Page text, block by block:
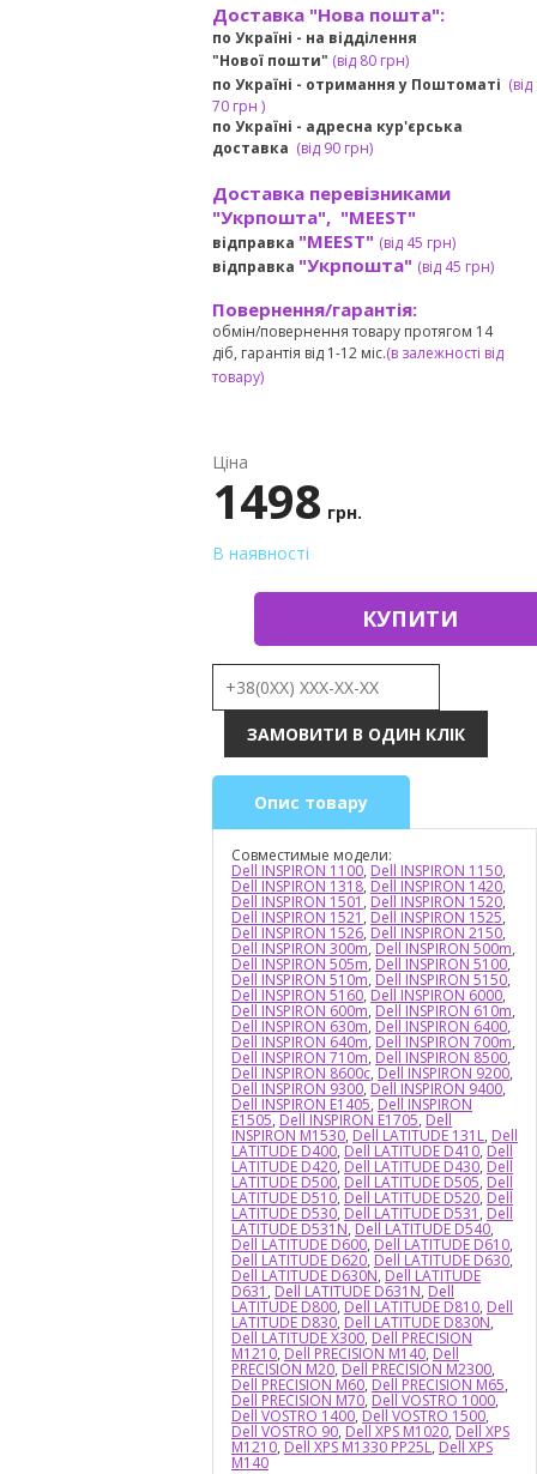
Доставка "Нова пошта":
по Україні - на відділення
"Нової пошти" (від 80 грн)
по Україні - отримання у Поштоматі (від
70 грн )
по Україні - адресна кур'єрська
доставка (від90 грн)
Доставка перевізниками
"Укрпошта", "MEEST"
відправка "MEEST" (від 45 грн)
відправка "Укрпошта" (від 45 грн)
Повернення/гарантія:
обмін/повернення товару протягом 14
діб, гарантія від 1-12 міс.(в залежності від
товару)
Ціна
1498 грн.
В наявності
КУПИТИ
Опис товару
Совместимые модели:
Dell INSPIRON 1100, Dell INSPIRON 1150,
Dell INSPIRON 1318, Dell INSPIRON 1420,
Dell INSPIRON 1501 , Dell INSPIRON 1520,
Dell INSPIRON 1521 , Dell INSPIRON 1525,
Dell INSPIRON 1526, Dell INSPIRON 2150,
Dell INSPIRON 300m, Dell INSPIRON 500m,
Dell INSPIRON 505m, Dell INSPIRON 5100,
Dell INSPIRON 510m, Dell INSPIRON 5150,
Dell INSPIRON 5160, Dell INSPIRON 6000,
Dell INSPIRON 600m, Dell INSPIRON 610m,
Dell INSPIRON 630m, Dell INSPIRON 6400,
Dell INSPIRON 640m, Dell INSPIRON 700m,
Dell INSPIRON 710m, Dell INSPIRON 8500,
Dell INSPIRON 8600c, Dell INSPIRON 9200,
Dell INSPIRON 9300, Dell INSPIRON 9400,
Dell INSPIRON E1405, Dell INSPIRON
E1505, Dell INSPIRON E1705, Dell
INSPIRON M1530, Dell LATITUDE 131L, Dell
LATITUDE D400, Dell LATITUDE D410, Dell
LATITUDE D420, Dell LATITUDE D430, Dell
LATITUDE D500, Dell LATITUDE D505, Dell
LATITUDE D510, Dell LATITUDE D520, Dell
LATITUDE D530, Dell LATITUDE D531 , Dell
LATITUDE D531N, Dell LATITUDE D540,
Dell LATITUDE D600, Dell LATITUDE D610,
Dell LATITUDE D620, Dell LATITUDE D630,
Dell LATITUDE D630N, Dell LATITUDE
D631 , Dell LATITUDE D631N, Dell
LATITUDE D800, Dell LATITUDE D810, Dell
LATITUDE D830, Dell LATITUDE D830N,
Dell LATITUDE X300, Dell PRECISION
M1210, Dell PRECISION M140, Dell
PRECISION M20, Dell PRECISION M2300,
Dell PRECISION M60, Dell PRECISION M65,
Dell PRECISION M70, Dell VOSTRO 1000,
Dell VOSTRO 1400, Dell VOSTRO 1500,
Dell VOSTRO 90, Dell XPS M1020, Dell XPS
M1210, Dell XPS M1330 PP25L, Dell XPS
M140